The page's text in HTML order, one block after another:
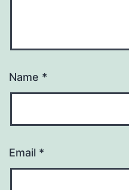
Name *
Email *